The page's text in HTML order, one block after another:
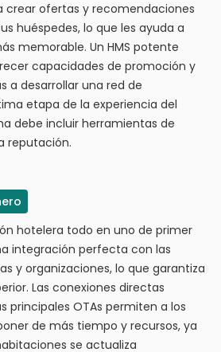
crear ofertas y recomendaciones
huéspedes, lo que les ayuda a
memorable. Un HMS potente
capacidades de promoción y
a desarrollar una red de
etapa de la experiencia del
debe incluir herramientas de
reputación.
hotelera todo en uno de primer
integración perfecta con las
y organizaciones, lo que garantiza
Las conexiones directas
principales OTAs permiten a los
de más tiempo y recursos, ya
se actualiza